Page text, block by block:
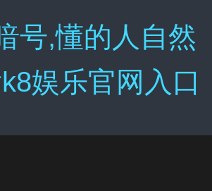
号,懂的人自然
娱乐官网入口